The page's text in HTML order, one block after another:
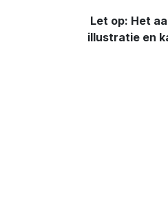
Let op: Het
illustratie en